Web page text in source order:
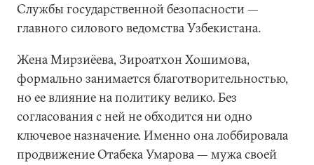
Службы государственной безопасности —
главного силового ведомства Узбекистана.
Жена Мирзиёева, Зироатхон Хошимова,
формально занимается благотворительностью,
но ее влияние на политику велико. Без
согласования с ней не обходится ни одно
ключевое назначение. Именно она лоббировала
продвижение Отабека Умарова — мужа своей